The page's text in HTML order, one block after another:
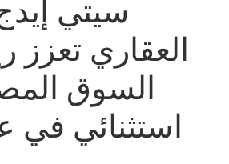
سيتي
العقاري تعزز
السوق
استثنائي في عام